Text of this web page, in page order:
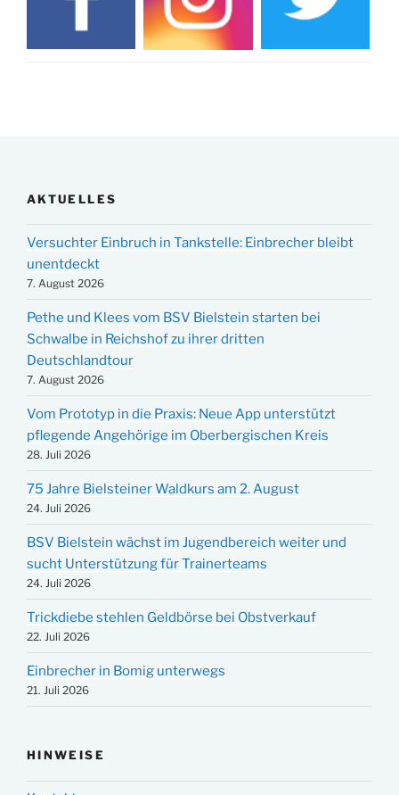
AKTUELLES
Versuchter Einbruch in Tankstelle: Einbrecher bleibt
unentdeckt
7. August 2026
Pethe und Klees vom BSV Bielstein starten bei
Schwalbe in Reichshof zu ihrer dritten
Deutschlandtour
7. August 2026
Vom Prototyp in die Praxis: Neue App unterstützt
pflegende Angehörige im Oberbergischen Kreis
28. Juli 2026
75 Jahre Bielsteiner Waldkurs am 2. August
24. Juli 2026
BSV Bielstein wächst im Jugendbereich weiter und
sucht Unterstützung für Trainerteams
24. Juli 2026
Trickdiebe stehlen Geldbörse bei Obstverkauf
22. Juli 2026
Einbrecher in Bomig unterwegs
21. Juli 2026
HINWEISE